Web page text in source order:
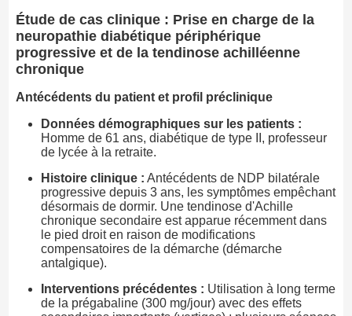
Étude de cas clinique : Prise en charge de la
neuropathie diabétique périphérique
progressive et de la tendinose achilléenne
chronique
Antécédents du patient et profil préclinique
Données démographiques sur les patients :
Homme de 61 ans, diabétique de type II, professeur
de lycée à la retraite.
Histoire clinique : Antécédents de NDP bilatérale
progressive depuis 3 ans, les symptômes empêchant
désormais de dormir. Une tendinose d'Achille
chronique secondaire est apparue récemment dans
le pied droit en raison de modifications
compensatoires de la démarche (démarche
antalgique).
Interventions précédentes : Utilisation à long terme
de la prégabaline (300 mg/jour) avec des effets